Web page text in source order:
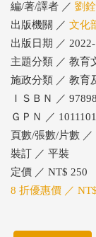
編/著/譯者 ／ 劉
出版機關 ／ 文化
出版日期 ／
主題分類 ／ 教育
施政分類 ／ 教育
ＩＳＢＮ ／
ＧＰＮ ／
頁數/張數/片數 ／
裝訂 ／ 平裝
定價 ／ NT$ 250
8 折優惠價 ／